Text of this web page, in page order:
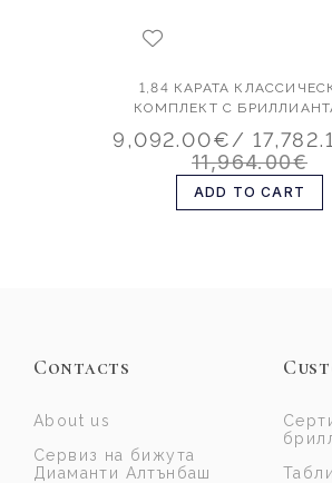
1,84 КАРАТА
КОМПЛЕКТ С
9,092.00€/
11,964.00€
ADD TO CART
Contacts
About us
Сервиз на бижута
Диаманти Алтънбаш